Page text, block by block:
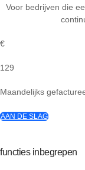
Voor bedrijven die
€
129
Maandelijks
AAN DE SLAG
functies inbegrepen